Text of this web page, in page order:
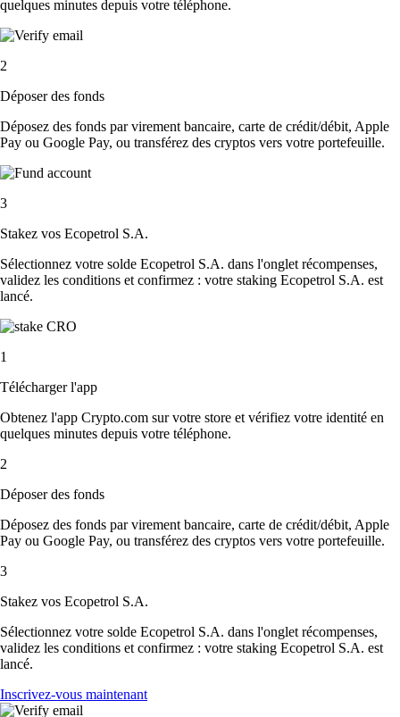
quelques minutes depuis votre téléphone.
2
Déposer des fonds
Déposez des fonds par virement bancaire, carte de crédit/débit, Apple
Pay ou Google Pay, ou transférez des cryptos vers votre portefeuille.
3
Stakez vos Ecopetrol S.A.
Sélectionnez votre solde Ecopetrol S.A. dans l'onglet récompenses,
validez les conditions et confirmez : votre staking Ecopetrol S.A. est
lancé.
1
Télécharger l'app
Obtenez l'app Crypto.com sur votre store et vérifiez votre identité en
quelques minutes depuis votre téléphone.
2
Déposer des fonds
Déposez des fonds par virement bancaire, carte de crédit/débit, Apple
Pay ou Google Pay, ou transférez des cryptos vers votre portefeuille.
3
Stakez vos Ecopetrol S.A.
Sélectionnez votre solde Ecopetrol S.A. dans l'onglet récompenses,
validez les conditions et confirmez : votre staking Ecopetrol S.A. est
lancé.
Inscrivez-vous maintenant